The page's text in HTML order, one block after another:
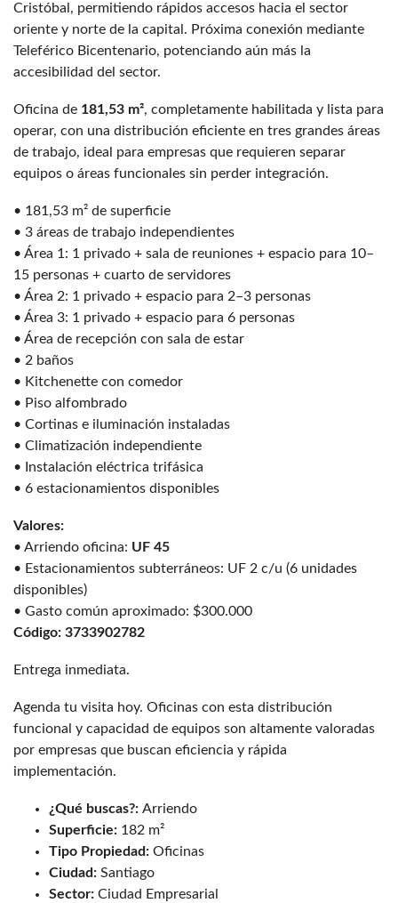
Cristóbal, permitiendo rápidos accesos hacia el sector
oriente y norte de la capital. Próxima conexión mediante
Teleférico Bicentenario, potenciando aún más la
accesibilidad del sector.
Oficina de 181,53 m², completamente habilitada y lista para
operar, con una distribución eficiente en tres grandes áreas
de trabajo, ideal para empresas que requieren separar
equipos o áreas funcionales sin perder integración.
• 181,53 m² de superficie
• 3 áreas de trabajo independientes
• Área 1: 1 privado + sala de reuniones + espacio para 10–
15 personas + cuarto de servidores
• Área 2: 1 privado + espacio para 2–3 personas
• Área 3: 1 privado + espacio para 6 personas
• Área de recepción con sala de estar
• 2 baños
• Kitchenette con comedor
• Piso alfombrado
• Cortinas e iluminación instaladas
• Climatización independiente
• Instalación eléctrica trifásica
• 6 estacionamientos disponibles
Valores:
• Arriendo oficina: UF 45
• Estacionamientos subterráneos: UF 2 c/u (6 unidades
disponibles)
• Gasto común aproximado: $300.000
Código: 3733902782
Entrega inmediata.
Agenda tu visita hoy. Oficinas con esta distribución
funcional y capacidad de equipos son altamente valoradas
por empresas que buscan eficiencia y rápida
implementación.
¿Qué buscas?: Arriendo
Superficie: 182 m²
Tipo Propiedad: Oficinas
Ciudad: Santiago
Sector: Ciudad Empresarial